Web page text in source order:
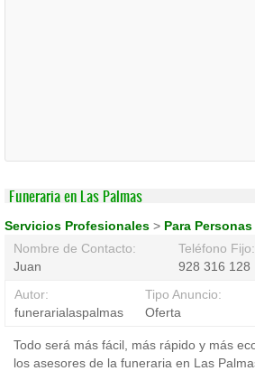
Funeraria en Las Palmas
Servicios Profesionales > Para Personas
Nombre de Contacto:
Juan
Teléfono Fijo:
928 316 128
Autor:
funerarialaspalmas
Tipo Anuncio:
Oferta
Todo será más fácil, más rápido y más
los asesores de la funeraria en Las